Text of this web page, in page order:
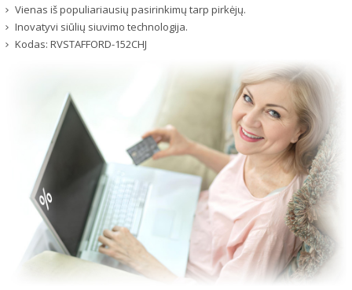
Vienas iš populiariausių pasirinkimų tarp pirkėjų.
Inovatyvi siūlių siuvimo technologija.
Kodas: RVSTAFFORD-152CHJ